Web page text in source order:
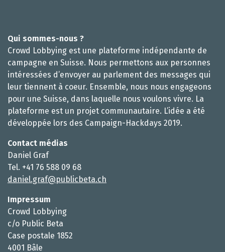
Qui sommes-nous ?
Crowd Lobbying est une plateforme indépendante de
campagne en Suisse. Nous permettons aux personnes
intéressées d’envoyer au parlement des messages qui
leur tiennent à coeur. Ensemble, nous nous engageons
pour une Suisse, dans laquelle nous voulons vivre. La
plateforme est un projet communautaire. L’idée a été
développée lors des Campaign-Hackdays 2019.
Contact médias
Daniel Graf
Tel. +41 76 588 09 68
daniel.graf@publicbeta.ch
Impressum
Crowd Lobbying
c/o Public Beta
Case postale 1852
4001 Bâle